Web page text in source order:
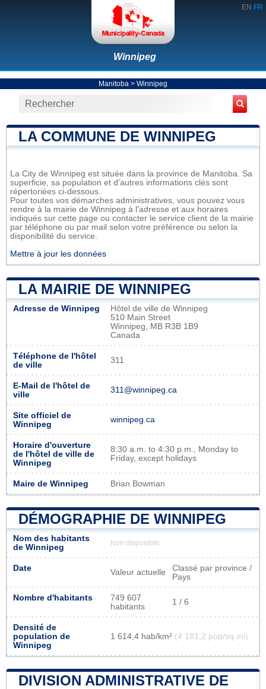
EN FR
Winnipeg
Manitoba > Winnipeg
LA COMMUNE DE WINNIPEG
La City de Winnipeg est située dans la province de Manitoba. Sa
superficie, sa population et d'autres informations clés sont
répertoriées ci-dessous.
Pour toutes vos démarches administratives, vous pouvez vous
rendre à la mairie de Winnipeg à l'adresse et aux horaires
indiqués sur cette page ou contacter le service client de la mairie
par téléphone ou par mail selon votre préférence ou selon la
disponibilité du service.
Mettre à jour les données
LA MAIRIE DE WINNIPEG
Adresse de Winnipeg
Hôtel de ville de Winnipeg
510 Main Street
Winnipeg, MB R3B 1B9
Canada
Téléphone de l'hôtel
de ville
311
E-Mail de l'hôtel de
ville
311@winnipeg.ca
Site officiel de
Winnipeg
winnipeg.ca
Horaire d'ouverture
de l'hôtel de ville de
Winnipeg
8:30 a.m. to 4:30 p.m., Monday to
Friday, except holidays
Maire de Winnipeg Brian Bowman
DÉMOGRAPHIE DE WINNIPEG
Nom des habitants
de Winnipeg
Non disponible
Date Valeur actuelle
Classé par province /
Pays
Nombre d'habitants
749 607
habitants
1 / 6
Densité de
population de
Winnipeg
1 614,4 hab/km² (4 181,2 pop/sq mi)
DIVISION ADMINISTRATIVE DE